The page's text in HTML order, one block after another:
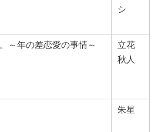
シ
～年の差恋愛の事情～
立花
秋人
朱星